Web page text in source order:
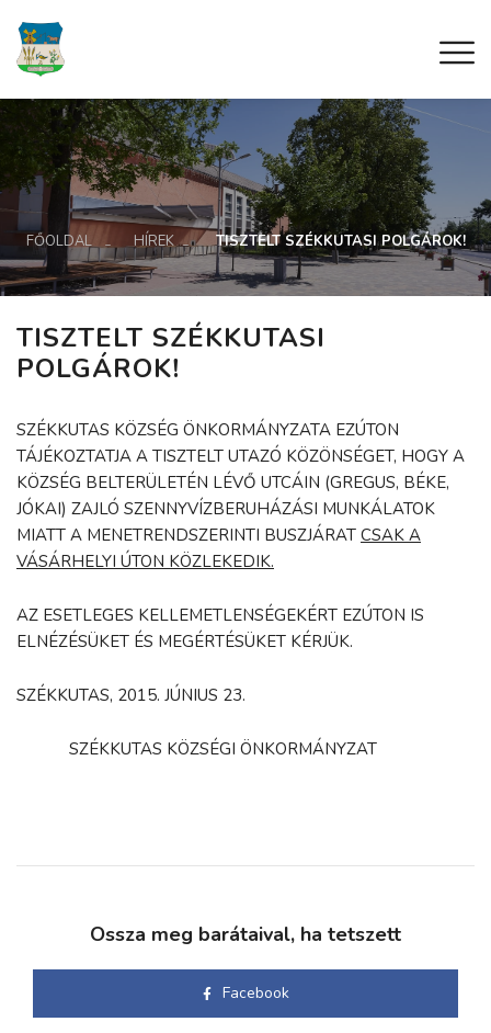
FŐOLDAL HÍREK TISZTELT SZÉKKUTASI POLGÁROK!
TISZTELT SZÉKKUTASI
POLGÁROK!
SZÉKKUTAS KÖZSÉG ÖNKORMÁNYZATA EZÚTON
TÁJÉKOZTATJA A TISZTELT UTAZÓ KÖZÖNSÉGET, HOGY A
KÖZSÉG BELTERÜLETÉN LÉVŐ UTCÁIN (GREGUS, BÉKE,
JÓKAI) ZAJLÓ SZENNYVÍZBERUHÁZÁSI MUNKÁLATOK
MIATT A MENETRENDSZERINTI BUSZJÁRAT CSAK A
VÁSÁRHELYI ÚTON KÖZLEKEDIK.
AZ ESETLEGES KELLEMETLENSÉGEKÉRT EZÚTON IS
ELNÉZÉSÜKET ÉS MEGÉRTÉSÜKET KÉRJÜK.
SZÉKKUTAS, 2015. JÚNIUS 23.
SZÉKKUTAS KÖZSÉGI ÖNKORMÁNYZAT
Ossza meg barátaival, ha tetszett
Facebook